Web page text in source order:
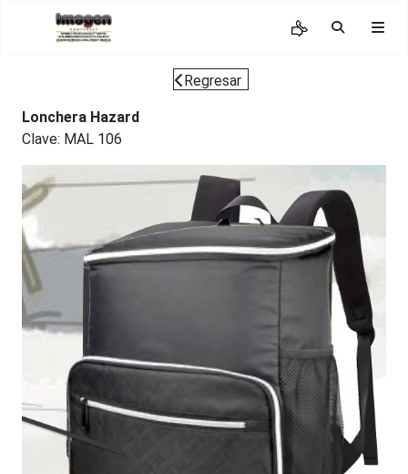
Regresar
Lonchera Hazard
Clave: MAL 106